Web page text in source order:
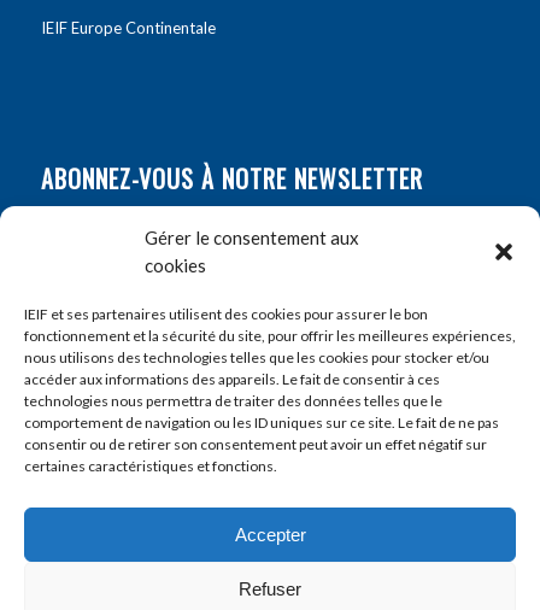
Gérer le consentement aux
cookies
IEIF et ses partenaires utilisent des cookies pour assurer le bon
fonctionnement et la sécurité du site, pour offrir les meilleures expériences,
nous utilisons des technologies telles que les cookies pour stocker et/ou
accéder aux informations des appareils. Le fait de consentir à ces
technologies nous permettra de traiter des données telles que le
comportement de navigation ou les ID uniques sur ce site. Le fait de ne pas
consentir ou de retirer son consentement peut avoir un effet négatif sur
certaines caractéristiques et fonctions.
Accepter
Refuser
IEIF Europe Continentale
ABONNEZ-VOUS À NOTRE NEWSLETTER
Prénom*
E-mail*